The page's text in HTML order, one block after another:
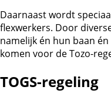
Daarnaast wordt
flexwerkers. Door
namelijk én hun baan
komen voor de Tozo-
TOGS-regeling